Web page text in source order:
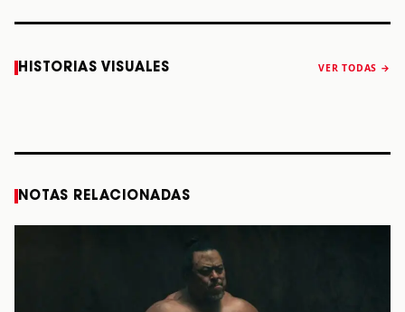
HISTORIAS VISUALES VER TODAS →
Caifanes regresa
a Monterrey el
Fallece Felipe
Staiti, guitarrista
anuncia “Reality
NOTAS RELACIONADAS